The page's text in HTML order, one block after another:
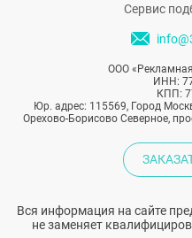
Сервис
ООО
ИНН:
КПП:
Юр. адрес: 115569, Город
Орехово-Борисово Северное,
Вся информация на сайте
не заменяет